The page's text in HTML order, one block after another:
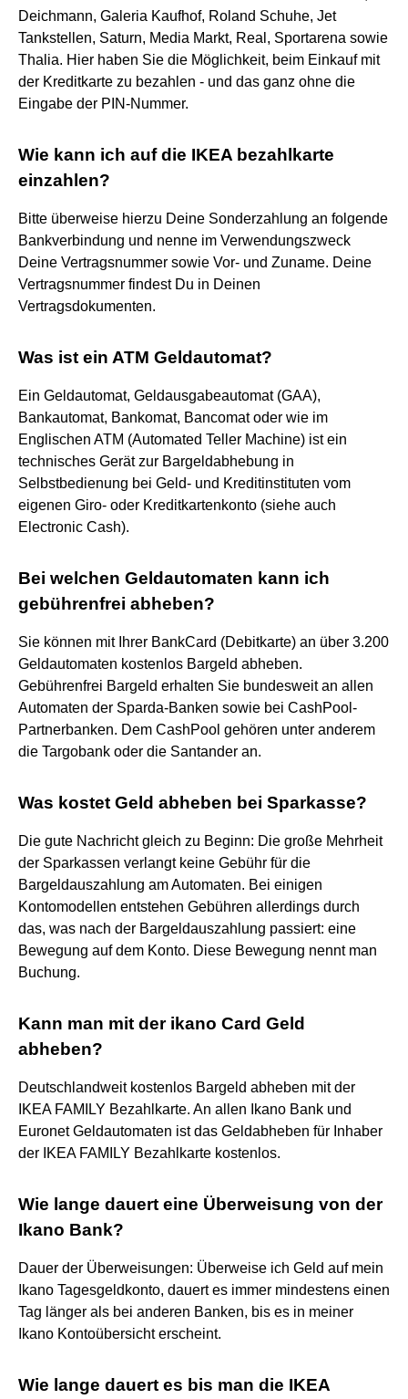
Deichmann, Galeria Kaufhof, Roland Schuhe, Jet
Tankstellen, Saturn, Media Markt, Real, Sportarena sowie
Thalia. Hier haben Sie die Möglichkeit, beim Einkauf mit
der Kreditkarte zu bezahlen - und das ganz ohne die
Eingabe der PIN-Nummer.
Wie kann ich auf die IKEA bezahlkarte
einzahlen?
Bitte überweise hierzu Deine Sonderzahlung an folgende
Bankverbindung und nenne im Verwendungszweck
Deine Vertragsnummer sowie Vor- und Zuname. Deine
Vertragsnummer findest Du in Deinen
Vertragsdokumenten.
Was ist ein ATM Geldautomat?
Ein Geldautomat, Geldausgabeautomat (GAA),
Bankautomat, Bankomat, Bancomat oder wie im
Englischen ATM (Automated Teller Machine) ist ein
technisches Gerät zur Bargeldabhebung in
Selbstbedienung bei Geld- und Kreditinstituten vom
eigenen Giro- oder Kreditkartenkonto (siehe auch
Electronic Cash).
Bei welchen Geldautomaten kann ich
gebührenfrei abheben?
Sie können mit Ihrer BankCard (Debitkarte) an über 3.200
Geldautomaten kostenlos Bargeld abheben.
Gebührenfrei Bargeld erhalten Sie bundesweit an allen
Automaten der Sparda-Banken sowie bei CashPool-
Partnerbanken. Dem CashPool gehören unter anderem
die Targobank oder die Santander an.
Was kostet Geld abheben bei Sparkasse?
Die gute Nachricht gleich zu Beginn: Die große Mehrheit
der Sparkassen verlangt keine Gebühr für die
Bargeldauszahlung am Automaten. Bei einigen
Kontomodellen entstehen Gebühren allerdings durch
das, was nach der Bargeldauszahlung passiert: eine
Bewegung auf dem Konto. Diese Bewegung nennt man
Buchung.
Kann man mit der ikano Card Geld
abheben?
Deutschlandweit kostenlos Bargeld abheben mit der
IKEA FAMILY Bezahlkarte. An allen Ikano Bank und
Euronet Geldautomaten ist das Geldabheben für Inhaber
der IKEA FAMILY Bezahlkarte kostenlos.
Wie lange dauert eine Überweisung von der
Ikano Bank?
Dauer der Überweisungen: Überweise ich Geld auf mein
Ikano Tagesgeldkonto, dauert es immer mindestens einen
Tag länger als bei anderen Banken, bis es in meiner
Ikano Kontoübersicht erscheint.
Wie lange dauert es bis man die IKEA